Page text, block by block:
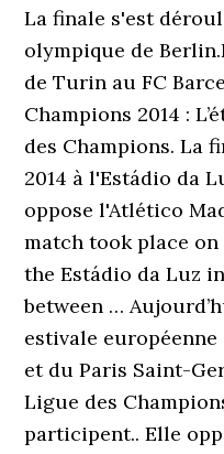
La finale s'est
olympique de
de Turin au FC
Champions 2014 :
des Champions. La
2014 à l'Estádio da
oppose l'Atlético
match took place on
the Estádio da Luz
between …
estivale européenne
et du Paris Saint-
Ligue des
participent.. Elle